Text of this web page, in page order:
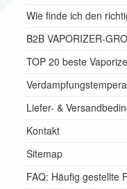
Wie finde ich den
B2B VAPORIZER-
TOP 20 beste
Liefer- &
Kontakt
Sitemap
FAQ: Häufig gestellte